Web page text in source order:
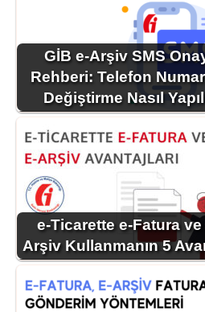
GİB e-Arşiv SMS
Rehberi: Telefon
Değiştirme Nasıl
e-Ticarette e-Fatura ve
Arşiv Kullanmanın 5